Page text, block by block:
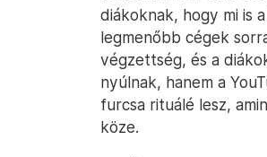
diákoknak, hogy mi is
legmenőbb cégek
végzettség, és a
nyúlnak, hanem a
furcsa rituálé lesz,
köze.